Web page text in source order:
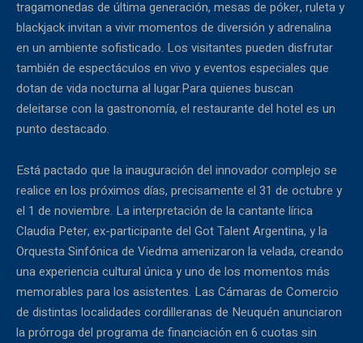
tragamonedas de última generación, mesas de póker, ruleta y
blackjack invitan a vivir momentos de diversión y adrenalina
en un ambiente sofisticado. Los visitantes pueden disfrutar
también de espectáculos en vivo y eventos especiales que
dotan de vida nocturna al lugar.Para quienes buscan
deleitarse con la gastronomía, el restaurante del hotel es un
punto destacado.
Está pactado que la inauguración del innovador complejo se
realice en los próximos días, precisamente el 31 de octubre y
el 1 de noviembre. La interpretación de la cantante lírica
Claudia Peter, ex-participante del Got Talent Argentina, y la
Orquesta Sinfónica de Viedma amenizaron la velada, creando
una experiencia cultural única y uno de los momentos más
memorables para los asistentes. Las Cámaras de Comercio
de distintas localidades cordilleranas de Neuquén anunciaron
la prórroga del programa de financiación en 6 cuotas sin